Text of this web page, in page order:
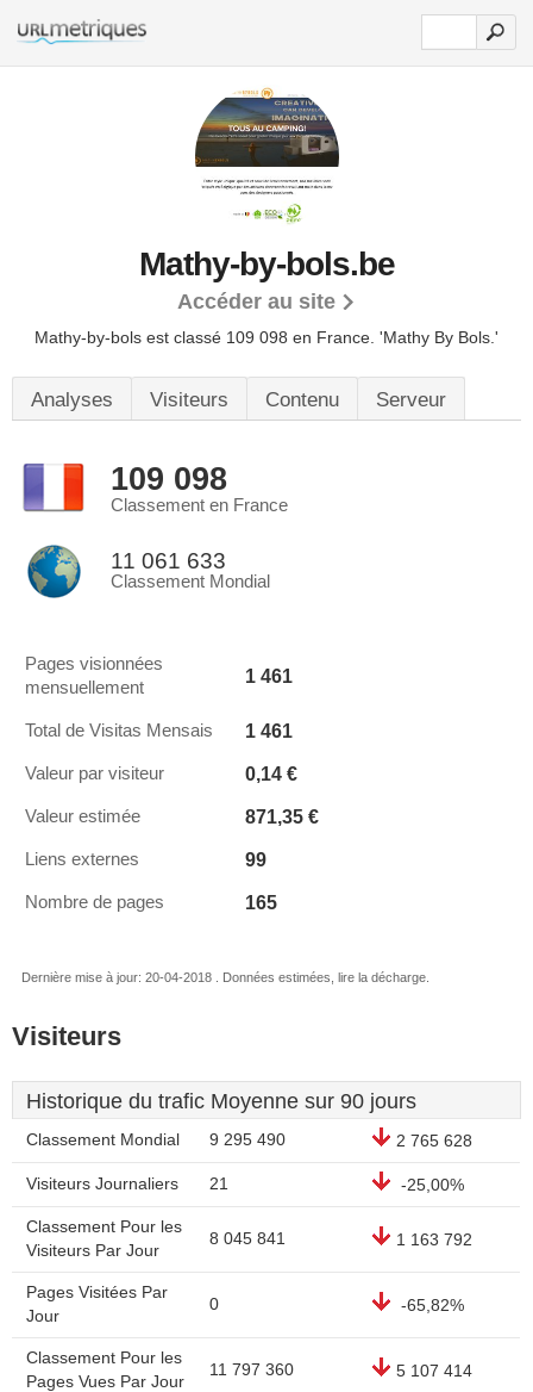
Mathy-by-bols.be
Accéder au site
Mathy-by-bols est classé 109 098 en France. 'Mathy By Bols.'
Analyses Visiteurs Contenu Serveur
109 098
Classement en France
11 061 633
Classement Mondial
Pages visionnées
mensuellement
1 461
Total de Visitas Mensais 1 461
Valeur par visiteur 0,14 €
Valeur estimée 871,35 €
Liens externes 99
Nombre de pages 165
Dernière mise à jour: 20-04-2018 . Données estimées, lire la décharge.
Visiteurs
Historique du trafic Moyenne sur 90 jours
Classement Mondial 9 295 490 2 765 628
Visiteurs Journaliers 21 -25,00%
Classement Pour les
Visiteurs Par Jour
8 045 841 1 163 792
Pages Visitées Par
Jour
0 -65,82%
Classement Pour les
Pages Vues Par Jour
11 797 360 5 107 414